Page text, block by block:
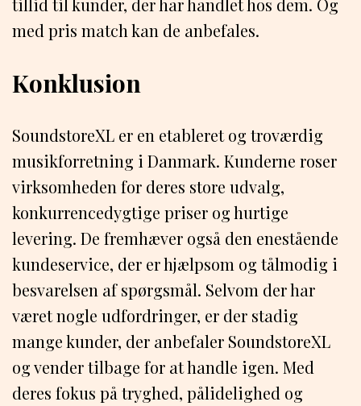
tillid til kunder, der har handlet hos dem. Og
med pris match kan de anbefales.
Konklusion
SoundstoreXL er en etableret og troværdig
musikforretning i Danmark. Kunderne roser
virksomheden for deres store udvalg,
konkurrencedygtige priser og hurtige
levering. De fremhæver også den enestående
kundeservice, der er hjælpsom og tålmodig i
besvarelsen af spørgsmål. Selvom der har
været nogle udfordringer, er der stadig
mange kunder, der anbefaler SoundstoreXL
og vender tilbage for at handle igen. Med
deres fokus på tryghed, pålidelighed og